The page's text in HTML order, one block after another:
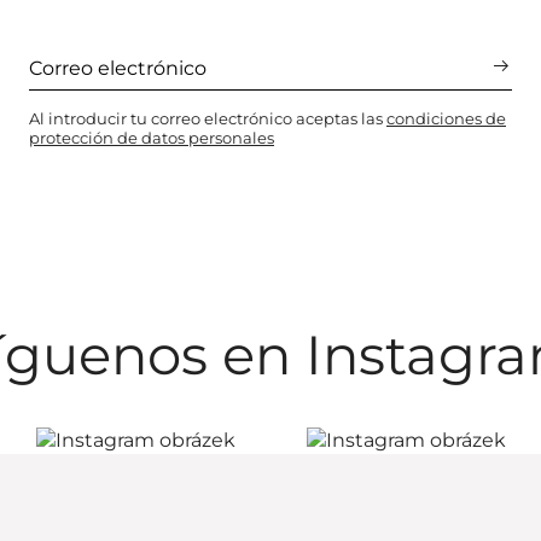
Al introducir tu correo electrónico aceptas lascondiciones de
protección de datos personales
en